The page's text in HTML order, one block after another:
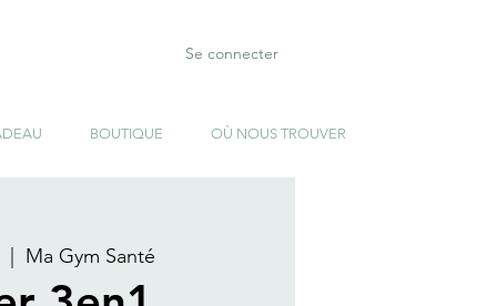
Se connecter
BOUTIQUE OÙ NOUS TROUVER
Ma Gym Santé